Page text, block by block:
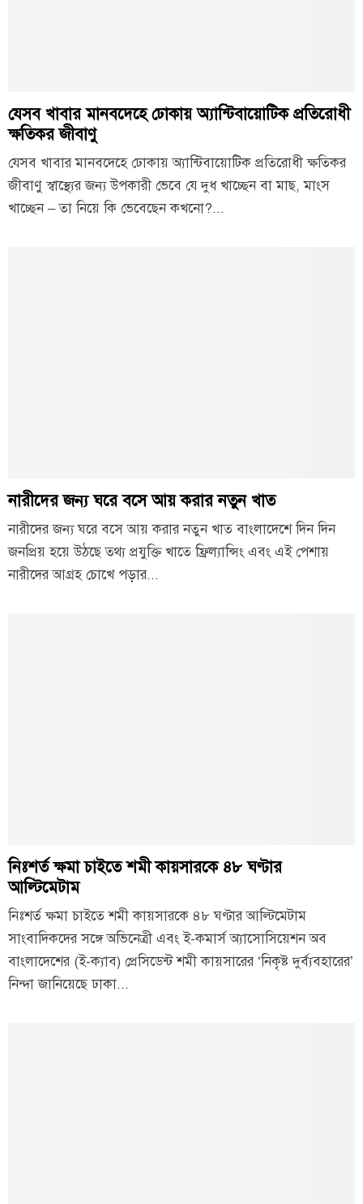
যেসব খাবার মানবদেহে ঢোকায় অ্যান্টিবায়োটিক প্রতিরোধী
ক্ষতিকর জীবাণু
যেসব খাবার মানবদেহে ঢোকায় অ্যান্টিবায়োটিক প্রতিরোধী ক্ষতিকর
জীবাণু স্বাস্থ্যের জন্য উপকারী ভেবে যে দুধ খাচ্ছেন বা মাছ, মাংস
খাচ্ছেন – তা নিয়ে কি ভেবেছেন কখনো?...
নারীদের জন্য ঘরে বসে আয় করার নতুন খাত
নারীদের জন্য ঘরে বসে আয় করার নতুন খাত বাংলাদেশে দিন দিন
জনপ্রিয় হয়ে উঠছে তথ্য প্রযুক্তি খাতে ফ্রিল্যান্সিং এবং এই পেশায়
নারীদের আগ্রহ চোখে পড়ার...
নিঃশর্ত ক্ষমা চাইতে শমী কায়সারকে ৪৮ ঘণ্টার
আল্টিমেটাম
নিঃশর্ত ক্ষমা চাইতে শমী কায়সারকে ৪৮ ঘণ্টার আল্টিমেটাম
সাংবাদিকদের সঙ্গে অভিনেত্রী এবং ই-কমার্স অ্যাসোসিয়েশন অব
বাংলাদেশের (ই-ক্যাব) প্রেসিডেন্ট শমী কায়সারের ‘নিকৃষ্ট দুর্ব্যবহারের’
নিন্দা জানিয়েছে ঢাকা...